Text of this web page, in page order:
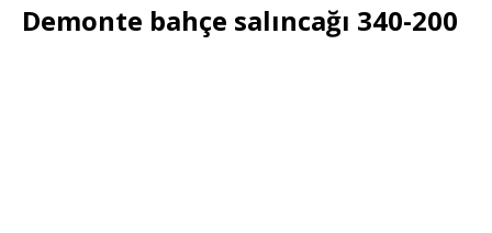
Demonte bahçe salıncağı 340-200